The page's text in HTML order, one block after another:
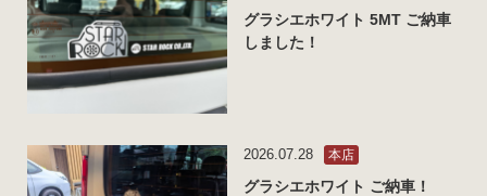
グラシエホワイト 5MT ご納車
しました！
2026.07.28 本店
グラシエホワイト ご納車！